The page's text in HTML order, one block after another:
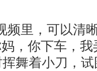
里，可以清
，你下车，我
舞着小刀，